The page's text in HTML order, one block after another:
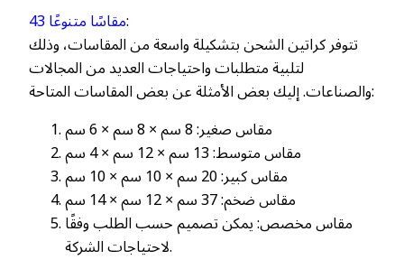
43 مقاسًا متنوعًا:
تتوفر كراتين الشحن بتشكيلة واسعة من المقاسات، وذلك
لتلبية متطلبات واحتياجات العديد من المجالات
والصناعات. إليك بعض الأمثلة عن بعض المقاسات المتاحة:
مقاس صغير: 8 سم × 8 سم × 6 سم
مقاس متوسط: 13 سم × 12 سم × 4 سم
مقاس كبير: 20 سم × 10 سم × 10 سم
مقاس ضخم: 37 سم × 12 سم × 14 سم
مقاس مخصص: يمكن تصميم حسب الطلب وفقًا
لاحتياجات الشركة.